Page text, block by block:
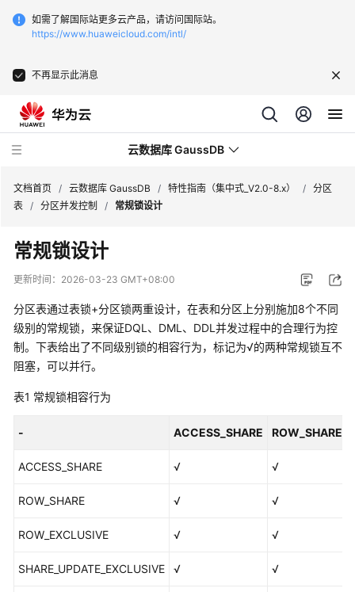
如需了解国际站更多云产品，请访问国际站。
https://www.huaweicloud.com/intl/
不再显示此消息
云数据库 GaussDB
最
新
动
服
务
公
绍
计
说
文档首页 / 云数据库 GaussDB / 特性指南（集中式_V2.0-8.x） / 分区
表 / 分区并发控制 / 常规锁设计
常规锁设计
更新时间： 2026-03-23 GMT+08:00
分区表通过表锁+分区锁两重设计，在表和分区上分别施加8个不同
级别的常规锁，来保证DQL、DML、DDL并发过程中的合理行为控
制。下表给出了不同级别锁的相容行为，标记为√的两种常规锁互不
阻塞，可以并行。
表1 常规锁相容行为
- ACCESS_SHARE ROW_SHARE
ACCESS_SHARE √ √
ROW_SHARE √ √
ROW_EXCLUSIVE √ √
SHARE_UPDATE_EXCLUSIVE √ √